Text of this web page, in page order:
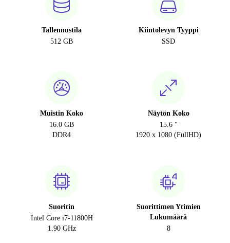
Tallennustila
512 GB
Kiintolevyn Tyyppi
SSD
Muistin Koko
16.0 GB
DDR4
Näytön Koko
15.6 "
1920 x 1080 (FullHD)
Suoritin
Intel Core i7-11800H
1.90 GHz
Suorittimen Ytimien
Lukumäärä
8